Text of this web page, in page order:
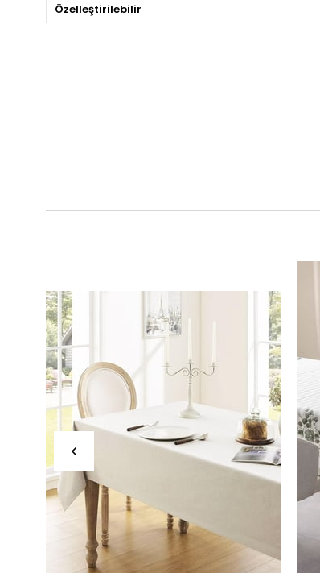
Özelleştirilebilir